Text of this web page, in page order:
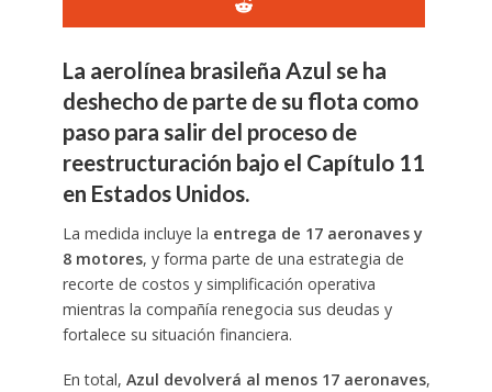
La aerolínea brasileña Azul se ha
deshecho de parte de su flota como
paso para salir del proceso de
reestructuración bajo el Capítulo 11
en Estados Unidos.
La medida incluye la entrega de 17 aeronaves y
8 motores, y forma parte de una estrategia de
recorte de costos y simplificación operativa
mientras la compañía renegocia sus deudas y
fortalece su situación financiera.
En total, Azul devolverá al menos 17 aeronaves,